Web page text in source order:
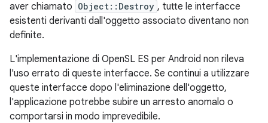
aver chiamato Object::Destroy , tutte le interfacce
esistenti derivanti dall'oggetto associato diventano non
definite.
L'implementazione di OpenSL ES per Android non rileva
l'uso errato di queste interfacce. Se continui a utilizzare
queste interfacce dopo l'eliminazione dell'oggetto,
l'applicazione potrebbe subire un arresto anomalo o
comportarsi in modo imprevedibile.